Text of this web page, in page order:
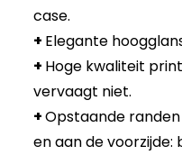
case.
+ Elegante
+ Hoge kwaliteit
vervaagt niet.
+Opstaande
en aan de